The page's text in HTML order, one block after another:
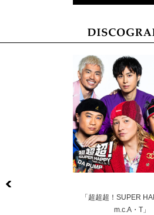
「超超超！SUPER
m.c.A・T」